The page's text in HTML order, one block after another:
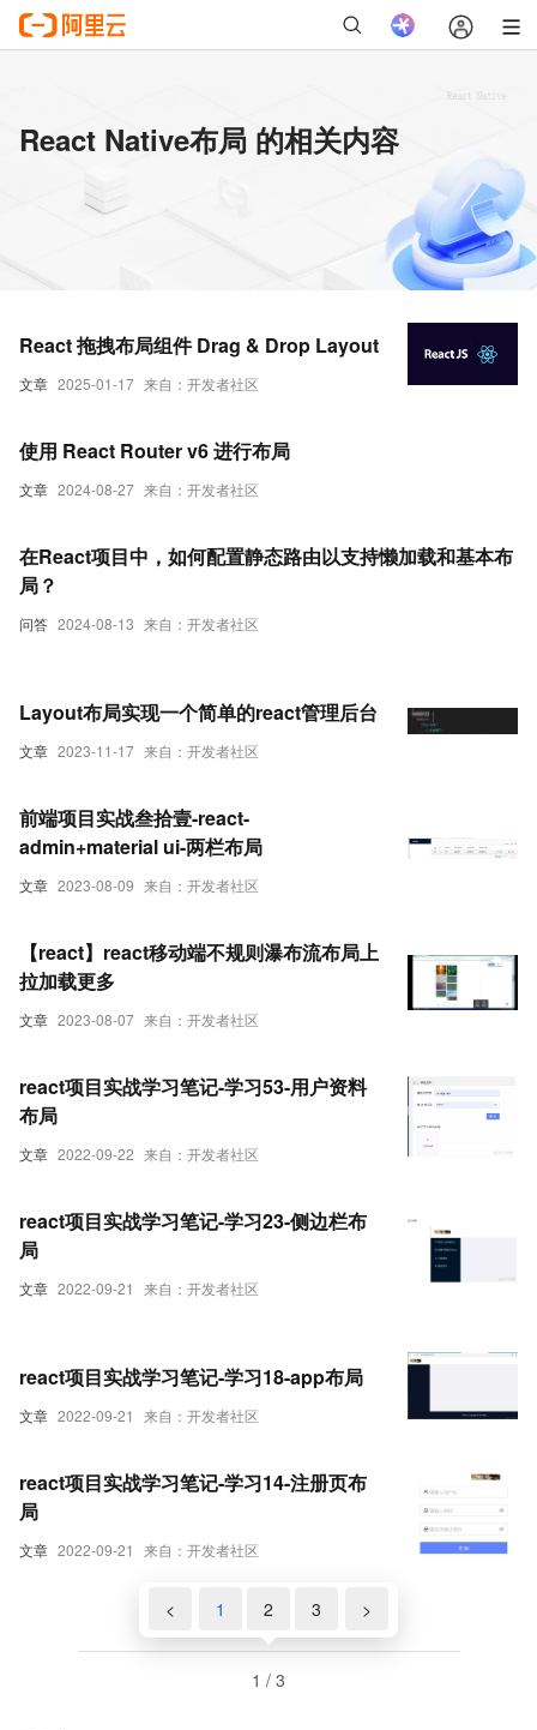
React Native布局 的相关内容
文章 2025-01-17 来自：开发者社区
React 拖拽布局组件 Drag & Drop Layout
文章 2024-08-27 来自：开发者社区
使用 React Router v6 进行布局
问答 2024-08-13 来自：开发者社区
在React项目中，如何配置静态路由以支持懒加载和基本布
局？
文章 2023-11-17 来自：开发者社区
Layout布局实现一个简单的react管理后台
文章 2023-08-09 来自：开发者社区
前端项目实战叁拾壹-​react-
admin+material ui-两栏布局
文章 2023-08-07 来自：开发者社区
【react】react移动端不规则瀑布流布局上
拉加载更多
文章 2022-09-22 来自：开发者社区
react项目实战学习笔记-学习53-用户资料
布局
文章 2022-09-21 来自：开发者社区
react项目实战学习笔记-学习23-侧边栏布
局
文章 2022-09-21 来自：开发者社区
react项目实战学习笔记-学习18-app布局
文章 2022-09-21 来自：开发者社区
react项目实战学习笔记-学习14-注册页布
局
< 1 2 3 >
1 / 3